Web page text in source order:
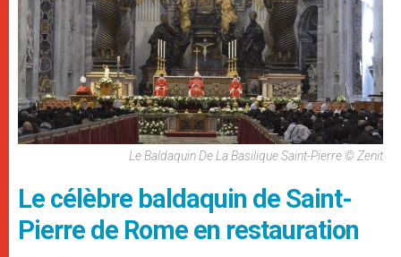
Le Baldaquin De La Basilique Saint-Pierre © Zenit
Le célèbre baldaquin de Saint-
Pierre de Rome en restauration